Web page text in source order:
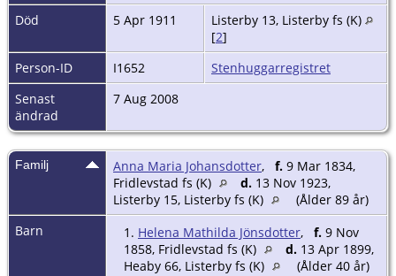
Död
5 Apr 1911
Listerby 13, Listerby fs (K)
[2]
Person-ID
I1652
Stenhuggarregistret
Senast
ändrad
7 Aug 2008
Familj Anna Maria Johansdotter, f. 9 Mar 1834,
Fridlevstad fs (K)
d. 13 Nov 1923,
Listerby 15, Listerby fs (K)
(Ålder 89 år)
Barn
1. Helena Mathilda Jönsdotter, f. 9 Nov
1858, Fridlevstad fs (K)
d. 13 Apr 1899,
Heaby 66, Listerby fs (K)
(Ålder 40 år)